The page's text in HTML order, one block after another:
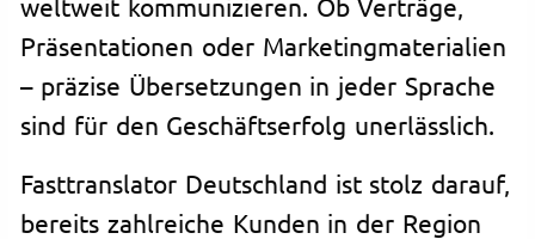
Präsentationen oder Marketingmaterialien
– präzise Übersetzungen in jeder Sprache
sind für den Geschäftserfolg unerlässlich.
Fasttranslator Deutschland ist stolz darauf,
bereits zahlreiche Kunden in der Region